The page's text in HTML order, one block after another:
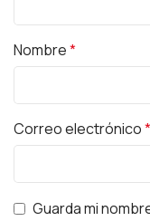
Nombre*
Correo electrónico*
Guarda mi